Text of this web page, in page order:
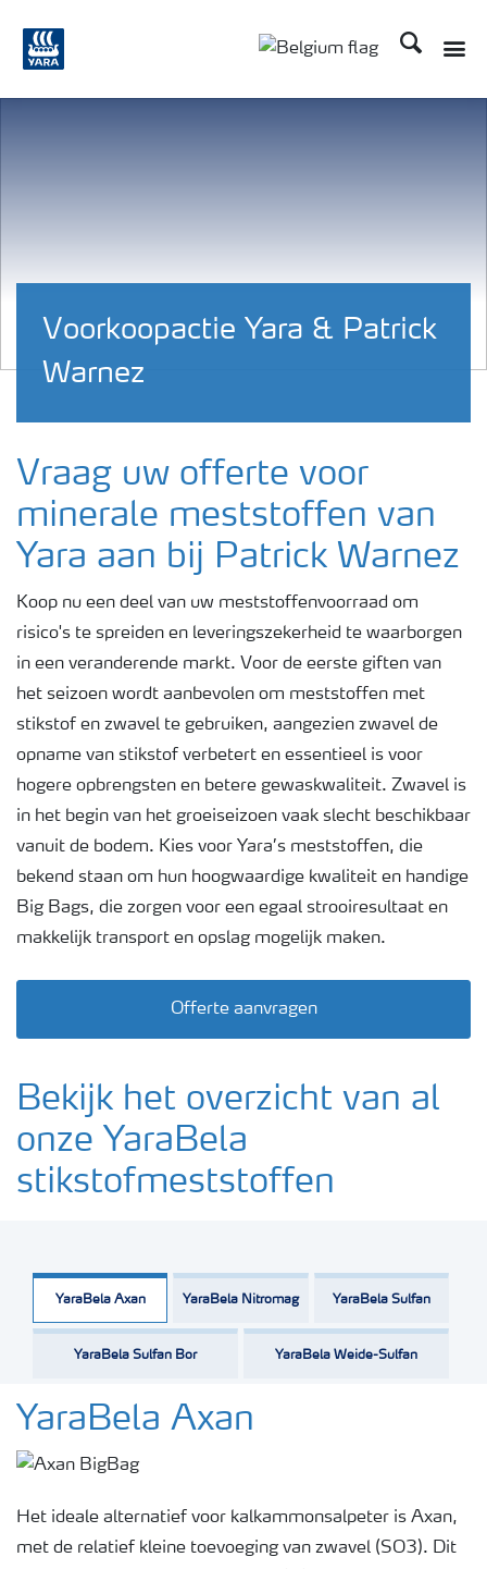
Zoek op
Voorkoopactie Yara & Patrick
Warnez
Vraag uw offerte voor
minerale meststoffen van
Yara aan bij Patrick Warnez
Koop nu een deel van uw meststoffenvoorraad om
risico's te spreiden en leveringszekerheid te waarborgen
in een veranderende markt. Voor de eerste giften van
het seizoen wordt aanbevolen om meststoffen met
stikstof en zwavel te gebruiken, aangezien zwavel de
opname van stikstof verbetert en essentieel is voor
hogere opbrengsten en betere gewaskwaliteit. Zwavel is
in het begin van het groeiseizoen vaak slecht beschikbaar
vanuit de bodem. Kies voor Yara’s meststoffen, die
bekend staan om hun hoogwaardige kwaliteit en handige
Big Bags, die zorgen voor een egaal strooiresultaat en
makkelijk transport en opslag mogelijk maken.
Offerte aanvragen
Bekijk het overzicht van al
onze YaraBela
stikstofmeststoffen
YaraBela Axan YaraBela Nitromag YaraBela Sulfan
YaraBela Sulfan Bor YaraBela Weide-Sulfan
YaraBela Axan
Het ideale alternatief voor kalkammonsalpeter is Axan,
met de relatief kleine toevoeging van zwavel (SO3). Dit